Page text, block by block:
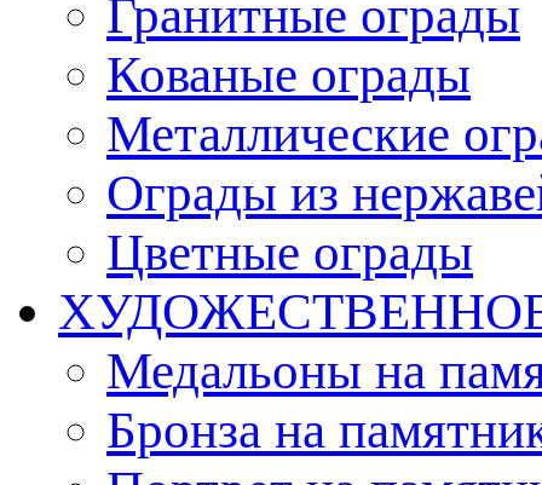
Гранитные ограды
Кованые ограды
Металлические
Ограды из
Цветные ограды
Медальоны на
Бронза на